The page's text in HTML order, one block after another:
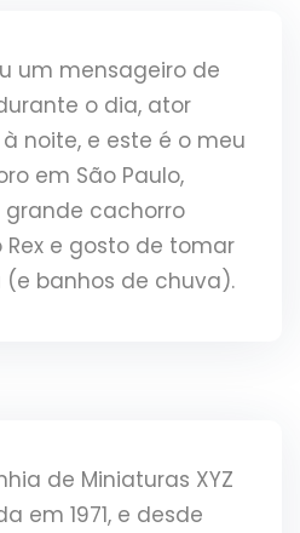
um mensageiro de
o dia, ator
noite, e este é o meu
em São Paulo,
cachorro
e gosto de tomar
(e banhos de chuva).
de Miniaturas XYZ
em 1971, e desde